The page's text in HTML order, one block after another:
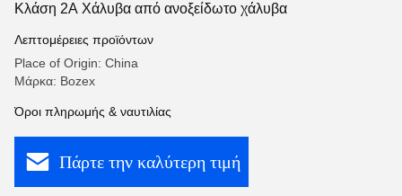
Κλάση 2Α Χάλυβα από ανοξείδωτο χάλυβα
Λεπτομέρειες προϊόντων
Place of Origin: China
Μάρκα: Bozex
Όροι πληρωμής & ναυτιλίας
Πάρτε την καλύτερη τιμή